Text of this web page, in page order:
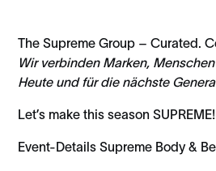
The Supreme Group – Curated.
Wir verbinden Marken,
Heute und für die nächste
Let’s make this season SUPREME!
Event-Details Supreme Body &